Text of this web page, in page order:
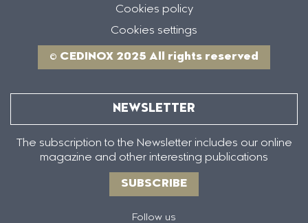
Cookies policy
Cookies settings
© CEDINOX 2025 All rights reserved
NEWSLETTER
The subscription to the Newsletter includes our online
magazine and other interesting publications
SUBSCRIBE
Follow us